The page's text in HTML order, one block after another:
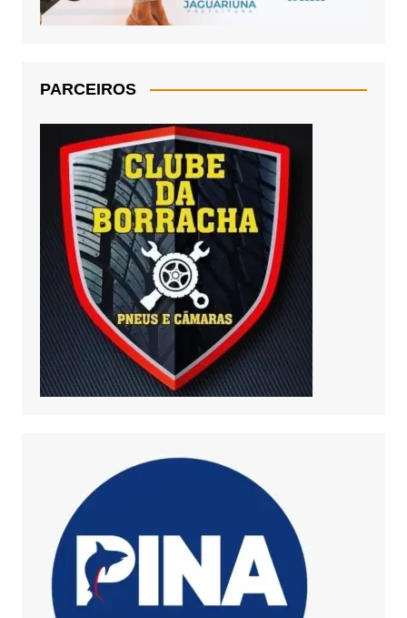
PARCEIROS